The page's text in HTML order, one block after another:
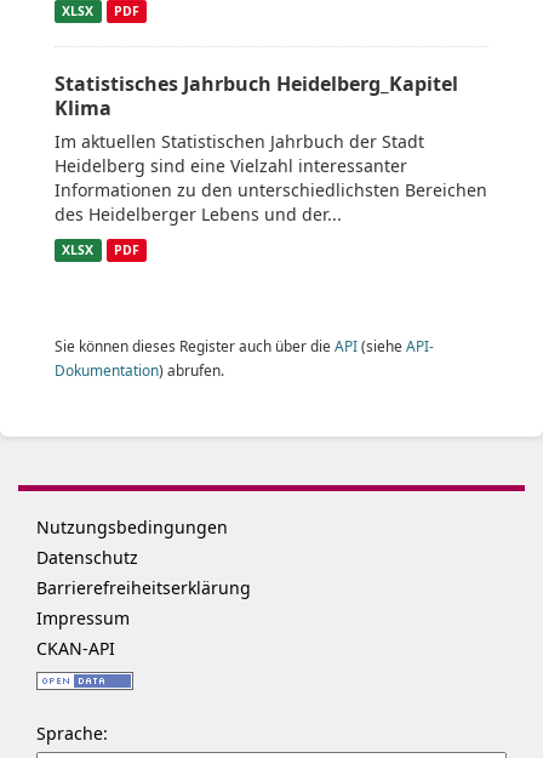
XLSX PDF
Statistisches Jahrbuch Heidelberg_Kapitel
Klima
Im aktuellen Statistischen Jahrbuch der Stadt
Heidelberg sind eine Vielzahl interessanter
Informationen zu den unterschiedlichsten Bereichen
des Heidelberger Lebens und der...
XLSX PDF
Sie können dieses Register auch über die API(siehe API-
Dokumentation) abrufen.
Nutzungsbedingungen
Datenschutz
Barrierefreiheitserklärung
Impressum
CKAN-API
Sprache